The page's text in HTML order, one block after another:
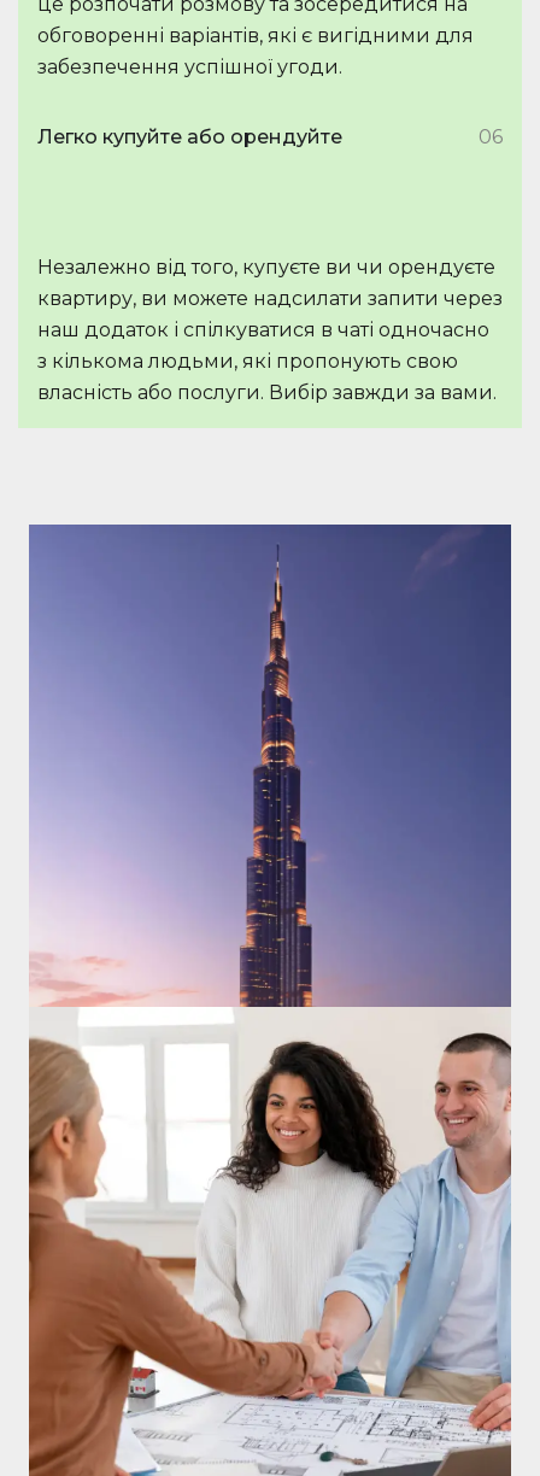
обговоренні варіантів, які є вигідними для
забезпечення успішної угоди.
Легко купуйте або орендуйте 06
Незалежно від того, купуєте ви чи орендуєте
квартиру, ви можете надсилати запити через
наш додаток і спілкуватися в чаті одночасно
з кількома людьми, які пропонують свою
власність або послуги. Вибір завжди за вами.